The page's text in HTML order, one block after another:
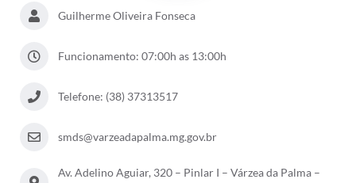
Lei Aldir Blanc
A Prefeitura
A Nossa Cidade
Enfrentando o COVID-19
Guilherme Oliveira Fonseca
Funcionamento: 07:00h as 13:00h
Telefone: (38) 37313517
smds@varzeadapalma.mg.gov.br
Av. Adelino Aguiar, 320 – Pinlar I – Várzea da Palma –